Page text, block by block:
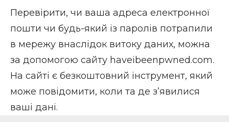
Перевірити, чи ваша адреса електронної
пошти чи будь-який із паролів потрапили
в мережу внаслідок витоку даних, можна
за допомогою сайту haveibeenpwned.com.
На сайті є безкоштовний інструмент, який
може повідомити, коли та де з’явилися
ваші дані.